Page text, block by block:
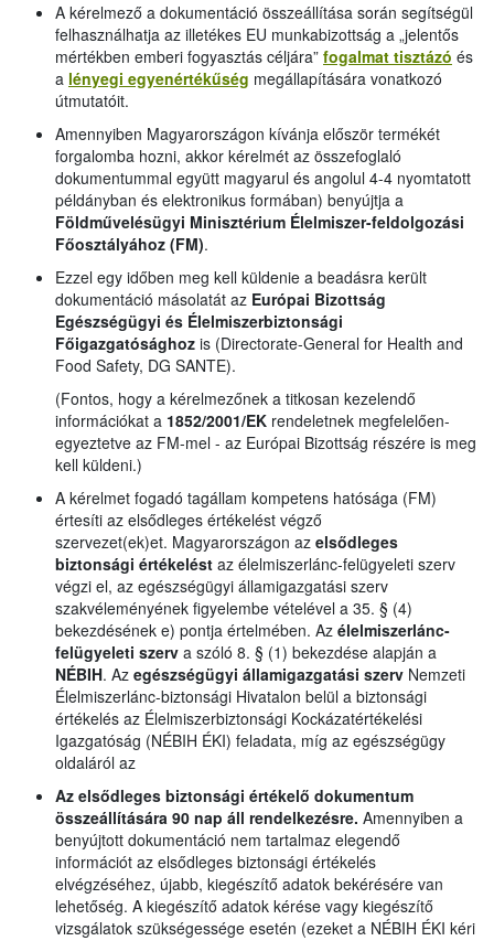
A kérelmező a dokumentáció összeállítása során segítségül
felhasználhatja az illetékes EU munkabizottság a „jelentős
mértékben emberi fogyasztás céljára” fogalmat tisztázó és
a lényegi egyenértékűség megállapítására vonatkozó
útmutatóit.
Amennyiben Magyarországon kívánja először termékét
forgalomba hozni, akkor kérelmét az összefoglaló
dokumentummal együtt magyarul és angolul 4-4 nyomtatott
példányban és elektronikus formában) benyújtja a
Földművelésügyi Minisztérium Élelmiszer-feldolgozási
Főosztályához (FM).
Ezzel egy időben meg kell küldenie a beadásra került
dokumentáció másolatát az Európai Bizottság
Egészségügyi és Élelmiszerbiztonsági
Főigazgatósághoz is (Directorate-General for Health and
Food Safety, DG SANTE).
(Fontos, hogy a kérelmezőnek a titkosan kezelendő
információkat a 1852/2001/EK rendeletnek megfelelően-
egyeztetve az FM-mel - az Európai Bizottság részére is meg
kell küldeni.)
A kérelmet fogadó tagállam kompetens hatósága (FM)
értesíti az elsődleges értékelést végző
szervezet(ek)et. Magyarországon az elsődleges
biztonsági értékelést az élelmiszerlánc-felügyeleti szerv
végzi el, az egészségügyi államigazgatási szerv
szakvéleményének figyelembe vételével a 35. § (4)
bekezdésének e) pontja értelmében. Az élelmiszerlánc-
felügyeleti szerv a szóló 8. § (1) bekezdése alapján a
NÉBIH. Az egészségügyi államigazgatási szerv Nemzeti
Élelmiszerlánc-biztonsági Hivatalon belül a biztonsági
értékelés az Élelmiszerbiztonsági Kockázatértékelési
Igazgatóság (NÉBIH ÉKI) feladata, míg az egészségügy
oldaláról az
Az elsődleges biztonsági értékelő dokumentum
összeállítására 90 nap áll rendelkezésre. Amennyiben a
benyújtott dokumentáció nem tartalmaz elegendő
információt az elsődleges biztonsági értékelés
elvégzéséhez, újabb, kiegészítő adatok bekérésére van
lehetőség. A kiegészítő adatok kérése vagy kiegészítő
vizsgálatok szükségessége esetén (ezeket a NÉBIH ÉKI kéri